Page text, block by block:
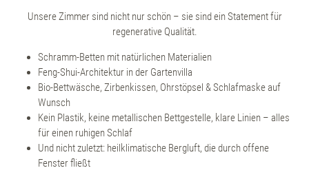
Unsere Zimmer sind nicht nur schön – sie sind ein Statement für
regenerative Qualität.
Schramm-Betten mit natürlichen Materialien
Feng-Shui-Architektur in der Gartenvilla
Bio-Bettwäsche, Zirbenkissen, Ohrstöpsel & Schlafmaske auf
Wunsch
Kein Plastik, keine metallischen Bettgestelle, klare Linien – alles
für einen ruhigen Schlaf
Und nicht zuletzt: heilklimatische Bergluft, die durch offene
Fenster fließt